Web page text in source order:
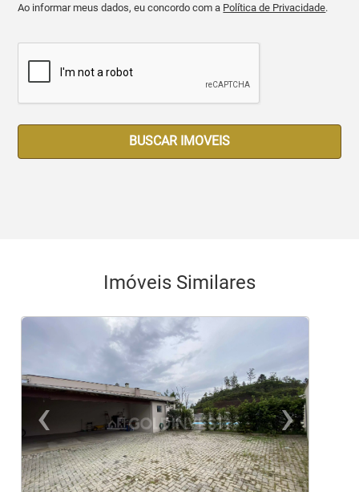
Ao informar meus dados, eu concordo com a Política de Privacidade.
BUSCAR IMOVEIS
Imóveis Similares
‹
Previous
›